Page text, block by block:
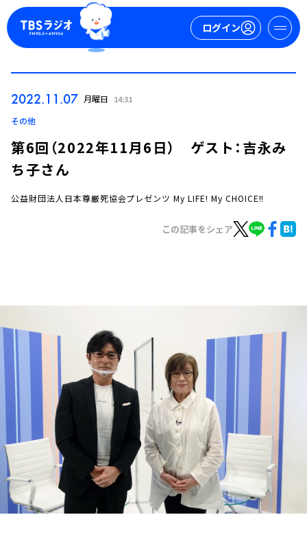
ログイン
イベント・グッズ
YouTube
会社情報
2022.11.07 月曜日 14:31
その他
第6回（2022年11月6日） ゲスト：吉永み
ち子さん
公益財団法人日本尊厳死協会プレゼンツ My LIFE! My CHOICE!!
この記事をシェア